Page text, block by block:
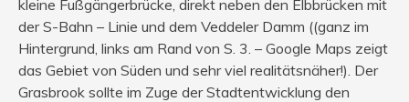
kleine Fußgängerbrücke, direkt neben den Elbbrücken mit
der S-Bahn – Linie und dem Veddeler Damm ((ganz im
Hintergrund, links am Rand von S. 3. – Google Maps zeigt
das Gebiet von Süden und sehr viel realitätsnäher!). Der
Grasbrook sollte im Zuge der Stadtentwicklung den